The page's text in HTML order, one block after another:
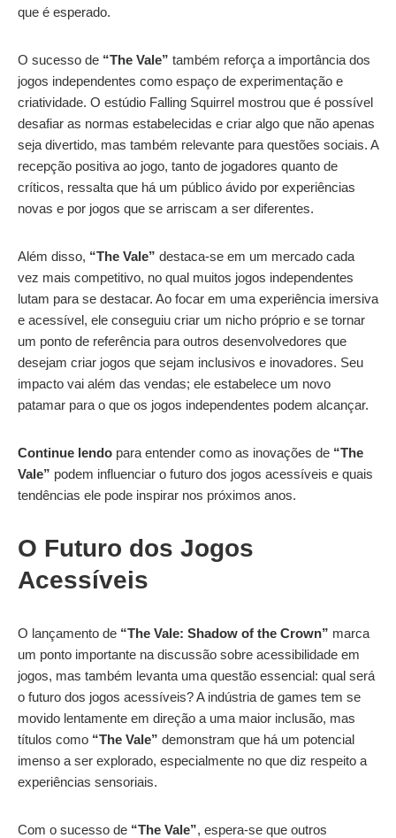
que é esperado.
O sucesso de “The Vale” também reforça a importância dos
jogos independentes como espaço de experimentação e
criatividade. O estúdio Falling Squirrel mostrou que é possível
desafiar as normas estabelecidas e criar algo que não apenas
seja divertido, mas também relevante para questões sociais. A
recepção positiva ao jogo, tanto de jogadores quanto de
críticos, ressalta que há um público ávido por experiências
novas e por jogos que se arriscam a ser diferentes.
Além disso, “The Vale” destaca-se em um mercado cada
vez mais competitivo, no qual muitos jogos independentes
lutam para se destacar. Ao focar em uma experiência imersiva
e acessível, ele conseguiu criar um nicho próprio e se tornar
um ponto de referência para outros desenvolvedores que
desejam criar jogos que sejam inclusivos e inovadores. Seu
impacto vai além das vendas; ele estabelece um novo
patamar para o que os jogos independentes podem alcançar.
Continue lendo para entender como as inovações de “The
Vale” podem influenciar o futuro dos jogos acessíveis e quais
tendências ele pode inspirar nos próximos anos.
O Futuro dos Jogos
Acessíveis
O lançamento de “The Vale: Shadow of the Crown” marca
um ponto importante na discussão sobre acessibilidade em
jogos, mas também levanta uma questão essencial: qual será
o futuro dos jogos acessíveis? A indústria de games tem se
movido lentamente em direção a uma maior inclusão, mas
títulos como “The Vale” demonstram que há um potencial
imenso a ser explorado, especialmente no que diz respeito a
experiências sensoriais.
Com o sucesso de “The Vale”, espera-se que outros